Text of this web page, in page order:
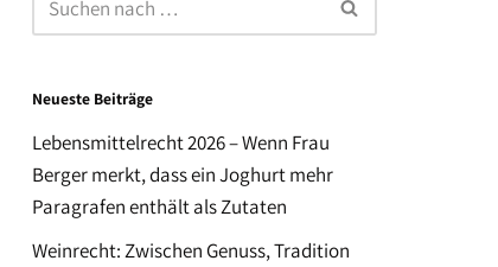
Neueste Beiträge
Lebensmittelrecht 2026 – Wenn Frau
Berger merkt, dass ein Joghurt mehr
Paragrafen enthält als Zutaten
Weinrecht: Zwischen Genuss, Tradition